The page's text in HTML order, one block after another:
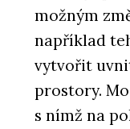
možným
například
vytvořit
prostory.
s nímž na